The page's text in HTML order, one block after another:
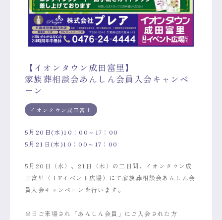
【イオンタウン成田富里】
家族葬相談会あんしん会員入会キャンペ
ーン
イオンタウン成田富里
5月20日(水)10：00～17：00
5月21日(木)10：00～17：00
5月20日（水）、21日（木）の二日間、イオンタウン成
田富里（１Fイベント広場）にて家族葬相談会あんしん会
員入会キャンペーンを行います。
当日ご来場され「あんしん会員」にご入会された方